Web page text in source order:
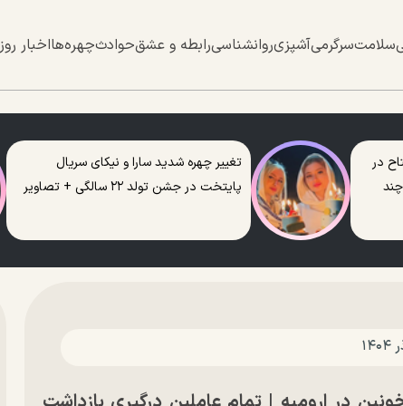
سلامتسرگرمیآشپزیروانشناسیرابطه و عشقحوادثچهره‌هااخبار روز
در
تغییر چهره شدید سارا و نیکای سریال
پایتخت در جشن تولد ۲۲ سالگی + تصاویر